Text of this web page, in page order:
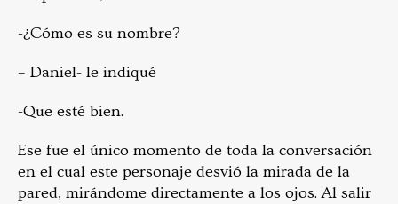
-¿Cómo es su nombre?
– Daniel- le indiqué
-Que esté bien.
Ese fue el único momento de toda la conversación
en el cual este personaje desvió la mirada de la
pared, mirándome directamente a los ojos. Al salir